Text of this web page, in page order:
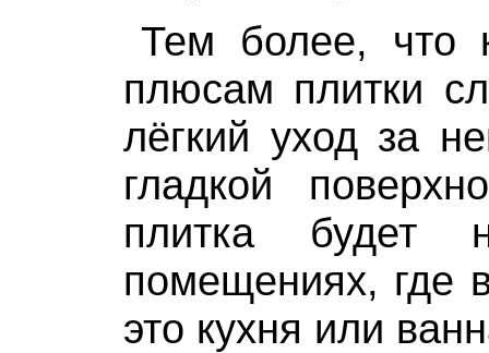
Тем более, что
плюсам плитки
лёгкий уход за
гладкой
плитка будет
помещениях, где
это кухня или